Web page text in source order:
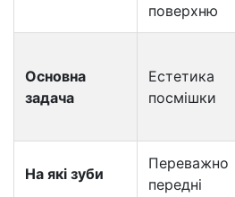
поверхню
Основна
задача
Естетика
посмішки
На які зуби
Переважно
передні